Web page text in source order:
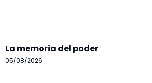
La memoria del poder
05/08/2026